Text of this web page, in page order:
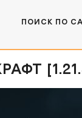
ПОИСК ПО